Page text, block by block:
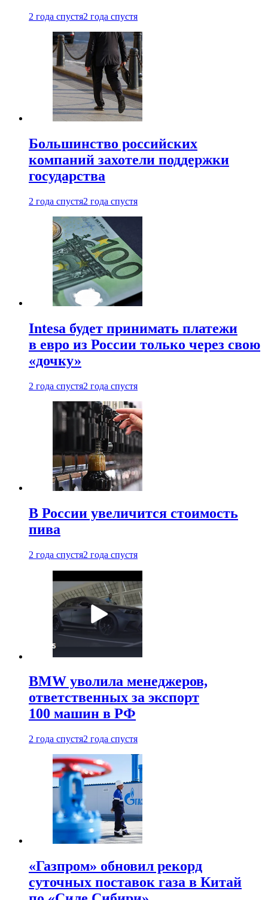
2 года спустя2 года спустя
Большинство российских
компаний захотели поддержки
государства
2 года спустя2 года спустя
Intesa будет принимать платежи
в евро из России только через свою
«дочку»
2 года спустя2 года спустя
В России увеличится стоимость
пива
2 года спустя2 года спустя
BMW уволила менеджеров,
ответственных за экспорт
100 машин в РФ
2 года спустя2 года спустя
«Газпром» обновил рекорд
суточных поставок газа в Китай